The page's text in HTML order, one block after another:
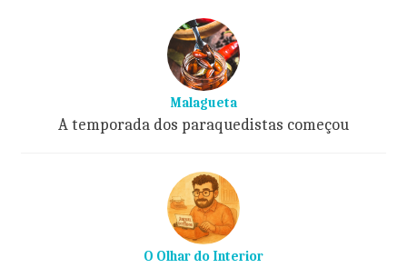
Malagueta
A temporada dos paraquedistas começou
O Olhar do Interior